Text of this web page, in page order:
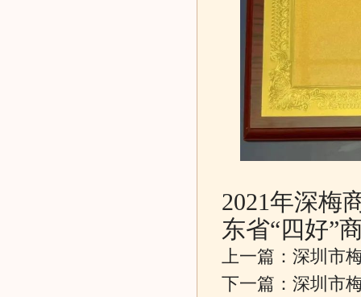
2021年深梅
东省“四好”
上一篇： 深圳市
下一篇： 深圳市